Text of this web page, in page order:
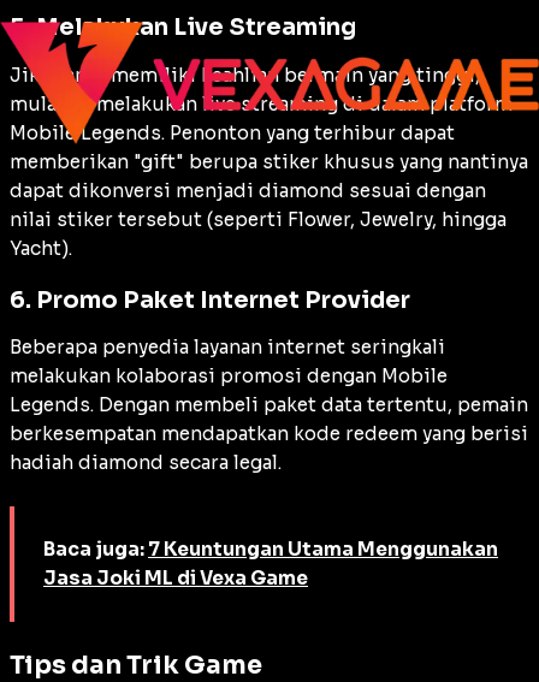
5. Melakukan Live Streaming
Jika kamu memiliki keahlian bermain yang tinggi,
mulailah melakukan live streamingdi dalam platform
Mobile Legends. Penonton yang terhibur dapat
memberikan "gift" berupa stiker khusus yang nantinya
dapat dikonversi menjadi diamond sesuai dengan
nilai stiker tersebut (seperti Flower, Jewelry, hingga
Yacht).
6. Promo Paket Internet Provider
Beberapa penyedia layanan internet seringkali
melakukan kolaborasi promosi dengan Mobile
Legends. Dengan membeli paket data tertentu, pemain
berkesempatan mendapatkan kode redeem yang berisi
hadiah diamond secara legal.
Baca juga: 7 Keuntungan Utama Menggunakan
Jasa Joki ML di Vexa Game
Tips dan Trik Game